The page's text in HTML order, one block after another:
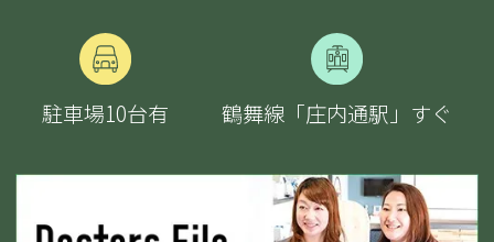
駐車場10台有 鶴舞線「庄内通駅」すぐ